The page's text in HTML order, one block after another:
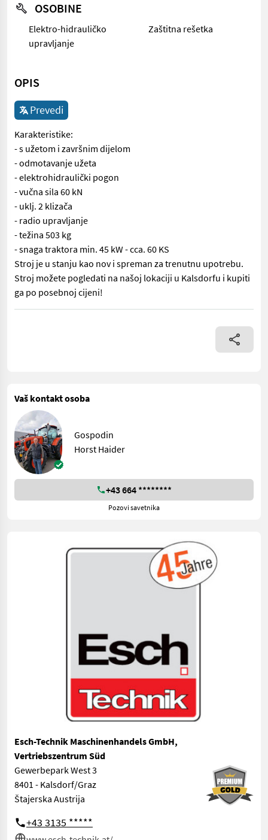
OSOBINE
Elektro-hidrauličko
upravljanje
Zaštitna rešetka
OPIS
Prevedi
Karakteristike:
- s užetom i završnim dijelom
- odmotavanje užeta
- elektrohidraulički pogon
- vučna sila 60 kN
- uklj. 2 klizača
- radio upravljanje
- težina 503 kg
- snaga traktora min. 45 kW - cca. 60 KS
Stroj je u stanju kao nov i spreman za trenutnu upotrebu.
Stroj možete pogledati na našoj lokaciji u Kalsdorfu i kupiti
ga po posebnoj cijeni!
Karakteristike: - s užetom i završnim dijelom - odmotavanje
Vaš kontakt osoba
Gospodin
Horst Haider
+43 664 ********
Pozovi savetnika
Esch-Technik Maschinenhandels GmbH,
Vertriebszentrum Süd
Gewerbepark West 3
8401 - Kalsdorf/Graz
Štajerska Austrija
+43 3135 *****